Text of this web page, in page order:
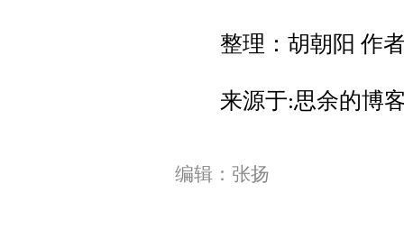
整理：胡朝阳 作者
来源于:思余的博客
编辑：张扬